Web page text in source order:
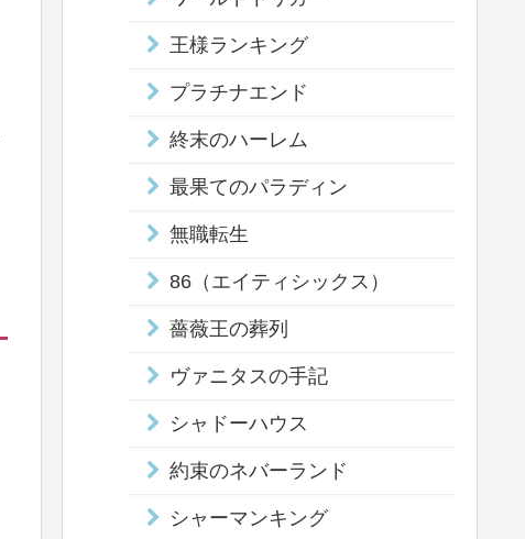
王様ランキング
プラチナエンド
終末のハーレム
最果てのパラディン
無職転生
86（エイティシックス）
薔薇王の葬列
ヴァニタスの手記
シャドーハウス
約束のネバーランド
シャーマンキング